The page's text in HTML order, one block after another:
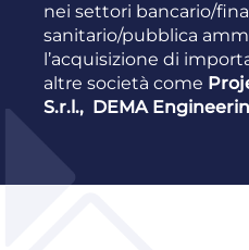
nei settori bancario/
sanitario/pubblica
l’acquisizione di
altre società come
S.r.l., DEMA